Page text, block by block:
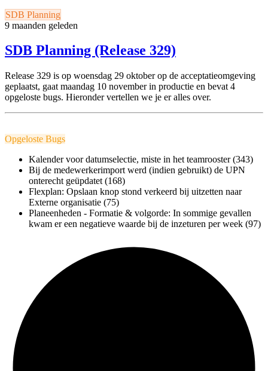
SDB Planning
9 maanden geleden
SDB Planning (Release 329)
Release 329 is op woensdag 29 oktober op de acceptatieomgeving
geplaatst, gaat maandag 10 november in productie en bevat 4
opgeloste bugs. Hieronder vertellen we je er alles over.
Opgeloste Bugs
Kalender voor datumselectie, miste in het teamrooster (343)
Bij de medewerkerimport werd (indien gebruikt) de UPN
onterecht geüpdatet (168)
Flexplan: Opslaan knop stond verkeerd bij uitzetten naar
Externe organisatie (75)
Planeenheden - Formatie & volgorde: In sommige gevallen
kwam er een negatieve waarde bij de inzeturen per week (97)